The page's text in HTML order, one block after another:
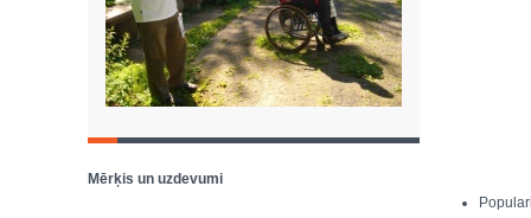
Mērķis un uzdevumi